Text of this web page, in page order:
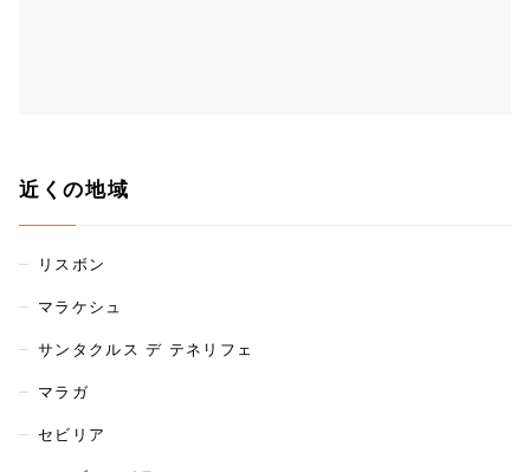
近くの地域
リスボン
マラケシュ
サンタクルス デ テネリフェ
マラガ
セビリア